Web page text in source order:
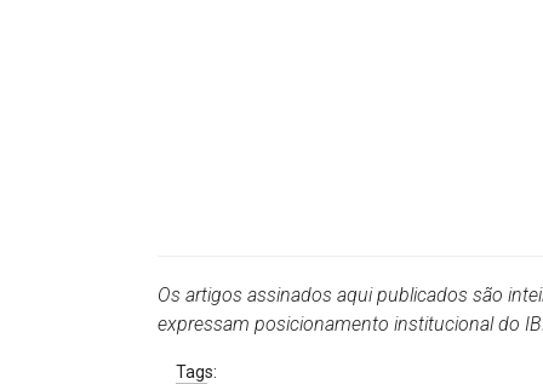
Os artigos assinados aqui publicados são
expressam posicionamento institucional do
Tags: